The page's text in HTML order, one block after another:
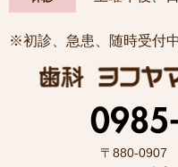
※初診、急患、随時受付中
〒880-0907